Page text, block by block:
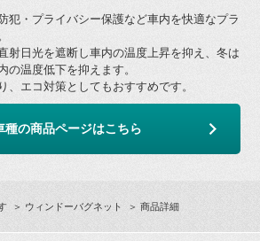
犯・プライバシー保護など車内を快適なプラ
射日光を遮断し車内の温度上昇を抑え、冬は
の温度低下を抑えます。
、エコ対策としてもおすすめです。
種の商品ページはこちら
＞ ウィンドーバグネット ＞ 商品詳細